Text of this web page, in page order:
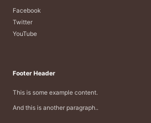
Facebook
Twitter
YouTube
Footer Header
This is some example content.
And this is another paragraph..